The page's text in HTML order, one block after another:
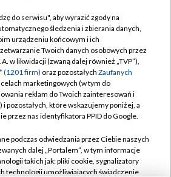
TVP
Abonament TVP
Sklep TVP
Biuro Reklamy
Oferta Handlowa
Emisja w TVP
Rada Programowa
Regulamin TVP
prywatności
Moje zgody
Biuro reklamy
Kanały
do serwisu", aby wyrazić zgody na
śledzenia i zbierania danych,
urządzeniu końcowym i ich
Twoich danych osobowych przez
w likwidacji (zwaną dalej również „TVP”),
(1201 firm) oraz pozostałych Zaufanych
celach marketingowych (w tym do
reklam do Twoich zainteresowań i
pozostałych, które wskazujemy poniżej, a
przez nas identyfikatora PPID do Google.
podczas odwiedzania przez Ciebie naszych
dalej „Portalem”, w tym informacje
takich jak: pliki cookie, sygnalizatory
technologii umożliwiających świadczenie